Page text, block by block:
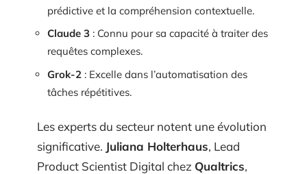
prédictive et la compréhension contextuelle.
Claude 3 : Connu pour sa capacité à traiter des
requêtes complexes.
Grok-2 : Excelle dans l’automatisation des
tâches répétitives.
Les experts du secteur notent une évolution
significative. Juliana Holterhaus, Lead
Product Scientist Digital chez Qualtrics,